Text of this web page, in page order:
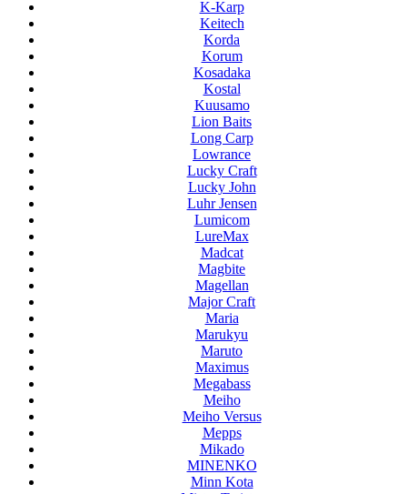
K-Karp
Keitech
Korda
Korum
Kosadaka
Kostal
Kuusamo
Lion Baits
Long Carp
Lowrance
Lucky Craft
Lucky John
Luhr Jensen
Lumicom
LureMax
Madcat
Magbite
Magellan
Major Craft
Maria
Marukyu
Maruto
Maximus
Megabass
Meiho
Meiho Versus
Mepps
Mikado
MINENKO
Minn Kota